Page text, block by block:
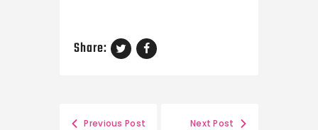
Share:
Previous Post Next Post